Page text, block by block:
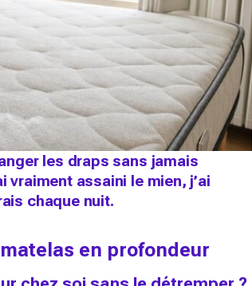
les draps sans jamais
vraiment assaini le mien, j’ai
chaque nuit.
en profondeur